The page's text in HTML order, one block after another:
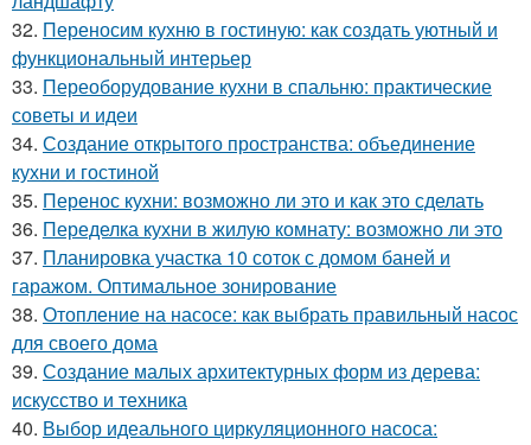
32. Переносим кухню в гостиную: как создать уютный и
функциональный интерьер
33. Переоборудование кухни в спальню: практические
советы и идеи
34. Создание открытого пространства: объединение
кухни и гостиной
35. Перенос кухни: возможно ли это и как это сделать
36. Переделка кухни в жилую комнату: возможно ли это
37. Планировка участка 10 соток с домом баней и
гаражом. Оптимальное зонирование
38. Отопление на насосе: как выбрать правильный насос
для своего дома
39. Создание малых архитектурных форм из дерева:
искусство и техника
40. Выбор идеального циркуляционного насоса: